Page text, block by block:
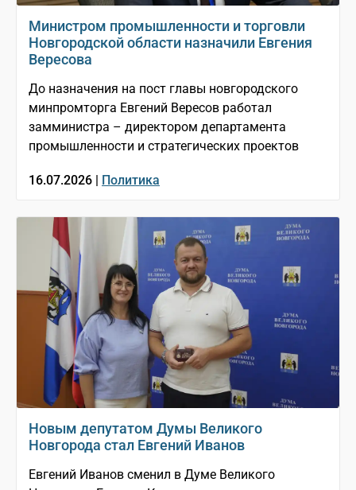
Министром промышленности и торговли
Новгородской области назначили Евгения
Вересова
До назначения на пост главы новгородского
минпромторга Евгений Вересов работал
замминистра – директором департамента
промышленности и стратегических проектов
16.07.2026 | Политика
Новым депутатом Думы Великого
Новгорода стал Евгений Иванов
Евгений Иванов сменил в Думе Великого